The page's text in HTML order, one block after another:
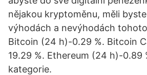
nějakou kryptoměnu, měli
výhodách a nevýhodách
Bitcoin (24 h)-0.29 %. Bitcoin
19.29 %. Ethereum (24 h)-0.89
kategorie.